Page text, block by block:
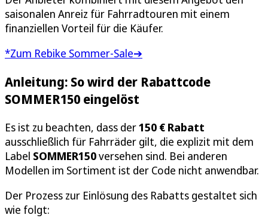
saisonalen Anreiz für Fahrradtouren mit einem
finanziellen Vorteil für die Käufer.
*Zum Rebike Sommer-Sale➔
Anleitung: So wird der Rabattcode
SOMMER150 eingelöst
Es ist zu beachten, dass der150 € Rabatt
ausschließlich für Fahrräder gilt, die explizit mit dem
Label SOMMER150versehen sind. Bei anderen
Modellen im Sortiment ist der Code nicht anwendbar.
Der Prozess zur Einlösung des Rabatts gestaltet sich
wie folgt: